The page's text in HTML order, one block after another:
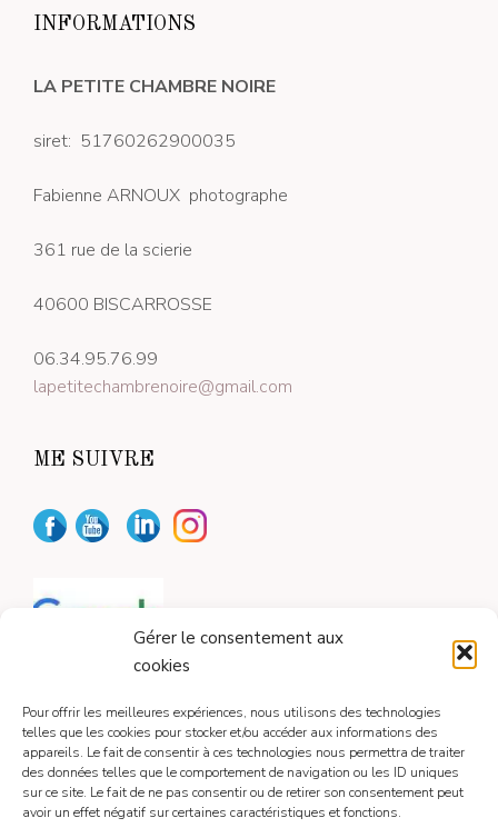
Gérer le consentement aux
cookies
Pour offrir les meilleures expériences, nous utilisons des technologies
telles que les cookies pour stocker et/ou accéder aux informations des
appareils. Le fait de consentir à ces technologies nous permettra de traiter
des données telles que le comportement de navigation ou les ID uniques
sur ce site. Le fait de ne pas consentir ou de retirer son consentement peut
avoir un effet négatif sur certaines caractéristiques et fonctions.
INFORMATIONS
LA PETITE CHAMBRE NOIRE
siret: 51760262900035
Fabienne ARNOUX photographe
361 rue de la scierie
40600 BISCARROSSE
06.34.95.76.99
lapetitechambrenoire@gmail.com
ME SUIVRE
CONTACT